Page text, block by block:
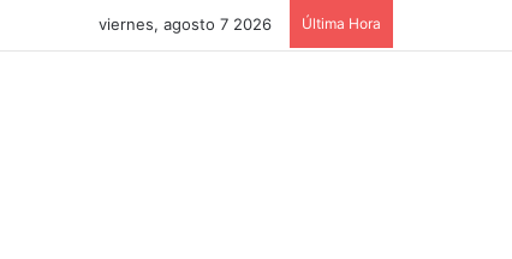
viernes, agosto 7 2026 Última Hora